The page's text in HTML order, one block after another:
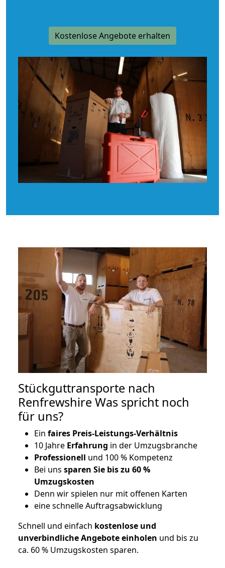
Kostenlose Angebote erhalten
Stückguttransporte nach
Renfrewshire Was spricht noch
für uns?
Ein faires Preis-Leistungs-Verhältnis
10 Jahre Erfahrung in der Umzugsbranche
Professionell und 100 % Kompetenz
Bei uns sparen Sie bis zu 60 %
Umzugskosten
Denn wir spielen nur mit offenen Karten
eine schnelle Auftragsabwicklung
Schnell und einfach kostenlose und
unverbindliche Angebote einholen und bis zu
ca. 60 % Umzugskosten sparen.